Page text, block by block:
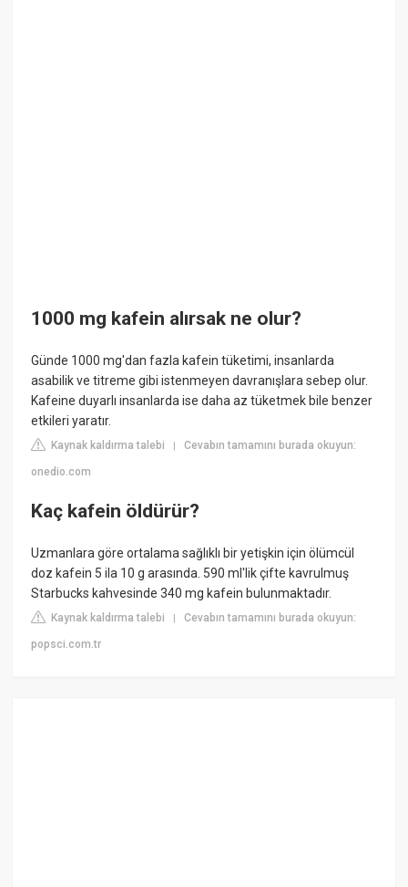
1000 mg kafein alırsak ne olur?
Günde 1000 mg'dan fazla kafein tüketimi, insanlarda
asabilik ve titreme gibi istenmeyen davranışlara sebep olur.
Kafeine duyarlı insanlarda ise daha az tüketmek bile benzer
etkileri yaratır.
Kaynak kaldırma talebi |Cevabın tamamını burada okuyun:
onedio.com
Kaç kafein öldürür?
Uzmanlara göre ortalama sağlıklı bir yetişkin için ölümcül
doz kafein 5 ila 10 g arasında. 590 ml'lik çifte kavrulmuş
Starbucks kahvesinde 340 mg kafein bulunmaktadır.
Kaynak kaldırma talebi |Cevabın tamamını burada okuyun:
popsci.com.tr